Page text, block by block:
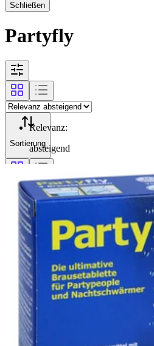
Schließen
Partyfly
Sortierung
Filterung
Relevanz:
absteigend